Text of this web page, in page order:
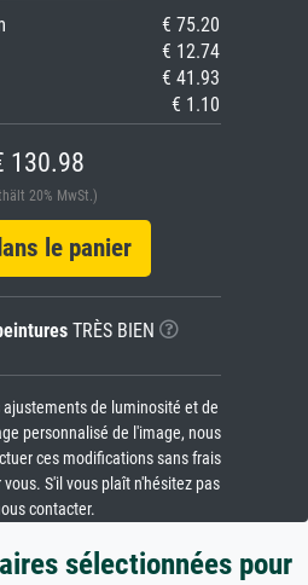
€ 75.20
€ 12.74
€ 41.93
€ 1.10
130.98
20% MwSt.)
le panier
TRÈS BIEN
de luminosité et de
personnalisé de l'image, nous
ces modifications sans frais
S'il vous plaît n'hésitez pas
contacter.
sélectionnées pour